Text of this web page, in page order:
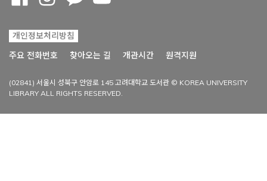
개인정보처리방침
주요 전화번호
찾아오는 길 개관시간 원격지원
(02841) 서울시 성북구 안암로 145 고려대학교 도서관 © KOREA UNIVERSITY
LIBRARY ALL RIGHTS RESERVED.